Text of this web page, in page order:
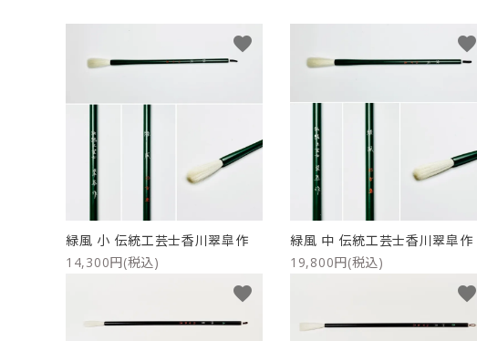
緑風 小 伝統工芸士香川翠皐作
14,300円(税込)
favorite
緑風 中 伝統工芸士香川翠皐作
19,800円(税込)
favorite
favorite favorite